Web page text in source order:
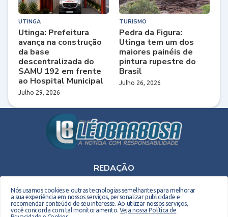
UTINGA
Utinga: Prefeitura
avança na construção
da base
descentralizada do
SAMU 192 em frente
ao Hospital Municipal
Julho 29, 2026
TURISMO
Pedra da Figura:
Utinga tem um dos
maiores painéis de
pintura rupestre do
Brasil
Julho 26, 2026
REDAÇÃO
Nós usamos cookies e outras tecnologias semelhantes para melhorar
a sua experiência em nossos serviços, personalizar publicidade e
recomendar conteúdo de seu interesse. Ao utilizar nossos serviços,
você concorda com tal monitoramento.Veja nossa Política de